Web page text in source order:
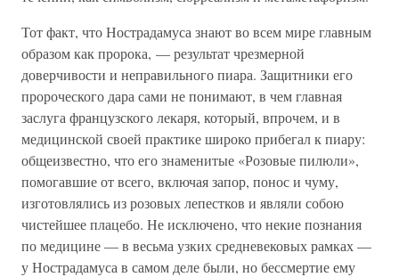
Тот факт, что Нострадамуса знают во всем мире главным
образом как пророка, — результат чрезмерной
доверчивости и неправильного пиара. Защитники его
пророческого дара сами не понимают, в чем главная
заслуга французского лекаря, который, впрочем, и в
медицинской своей практике широко прибегал к пиару:
общеизвестно, что его знаменитые «Розовые пилюли»,
помогавшие от всего, включая запор, понос и чуму,
изготовлялись из розовых лепестков и являли собою
чистейшее плацебо. Не исключено, что некие познания
по медицине — в весьма узких средневековых рамках —
у Нострадамуса в самом деле были, но бессмертие ему